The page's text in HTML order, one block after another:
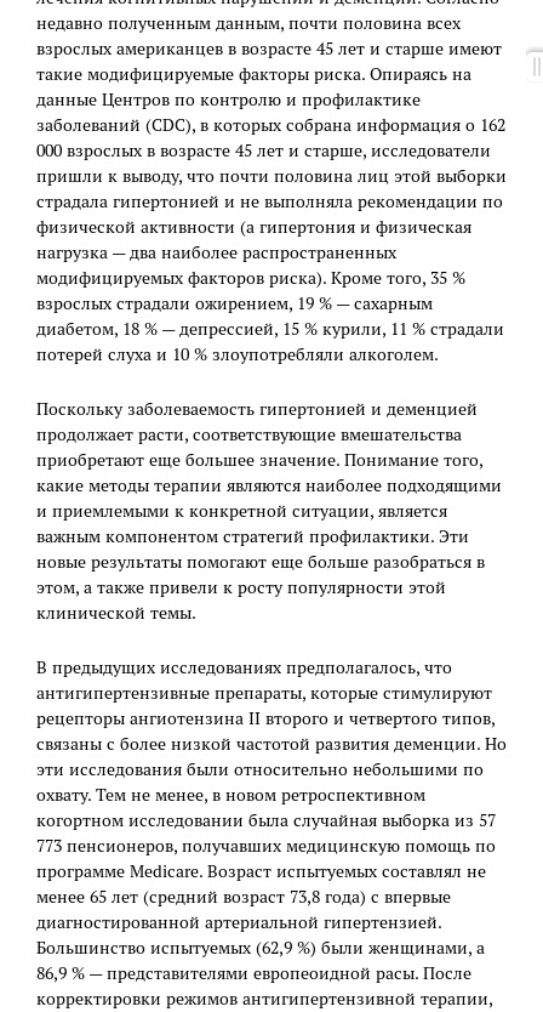
недавно полученным данным, почти половина всех
взрослых американцев в возрасте 45 лет и старше имеют
такие модифицируемые факторы риска. Опираясь на
данные Центров по контролю и профилактике
заболеваний (CDC), в которых собрана информация о 162
000 взрослых в возрасте 45 лет и старше, исследователи
пришли к выводу, что почти половина лиц этой выборки
страдала гипертонией и не выполняла рекомендации по
физической активности (а гипертония и физическая
нагрузка — два наиболее распространенных
модифицируемых факторов риска). Кроме того, 35 %
взрослых страдали ожирением, 19 % — сахарным
диабетом, 18 % — депрессией, 15 % курили, 11 % страдали
потерей слуха и 10 % злоупотребляли алкоголем.
Поскольку заболеваемость гипертонией и деменцией
продолжает расти, соответствующие вмешательства
приобретают еще большее значение. Понимание того,
какие методы терапии являются наиболее подходящими
и приемлемыми к конкретной ситуации, является
важным компонентом стратегий профилактики. Эти
новые результаты помогают еще больше разобраться в
этом, а также привели к росту популярности этой
клинической темы.
В предыдущих исследованиях предполагалось, что
антигипертензивные препараты, которые стимулируют
рецепторы ангиотензина II второго и четвертого типов,
связаны с более низкой частотой развития деменции. Но
эти исследования были относительно небольшими по
охвату. Тем не менее, в новом ретроспективном
когортном исследовании была случайная выборка из 57
773 пенсионеров, получавших медицинскую помощь по
программе Medicare. Возраст испытуемых составлял не
менее 65 лет (средний возраст 73,8 года) с впервые
диагностированной артериальной гипертензией.
Большинство испытуемых (62,9 %) были женщинами, а
86,9 % — представителями европеоидной расы. После
корректировки режимов антигипертензивной терапии,